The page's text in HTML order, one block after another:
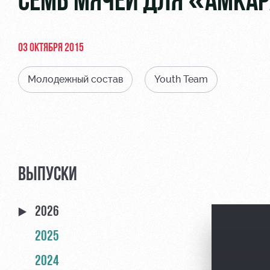
03 ОКТЯБРЯ 2015
Молодежный состав Youth Team
ВЫПУСКИ
2026
2025
2024